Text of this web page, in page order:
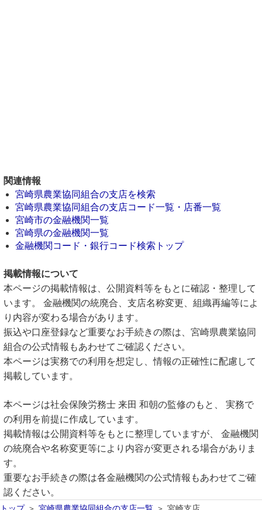
関連情報
宮崎県農業協同組合の支店を検索
宮崎県農業協同組合の支店コード一覧・店番一覧
宮崎市の金融機関一覧
宮崎県の金融機関一覧
金融機関コード・銀行コード検索トップ
掲載情報について
本ページの掲載情報は、公開資料等をもとに確認・整理して
います。 金融機関の統廃合、支店名称変更、組織再編等によ
り内容が変わる場合があります。
振込や口座登録など重要なお手続きの際は、宮崎県農業協同
組合の公式情報もあわせてご確認ください。
本ページは実務での利用を想定し、情報の正確性に配慮して
掲載しています。
本ページは社会保険労務士 来田 和朝の監修のもと、 実務で
の利用を前提に作成しています。
掲載情報は公開資料等をもとに整理していますが、 金融機関
の統廃合や名称変更等により内容が変更される場合がありま
す。
重要なお手続きの際は各金融機関の公式情報もあわせてご確
認ください。